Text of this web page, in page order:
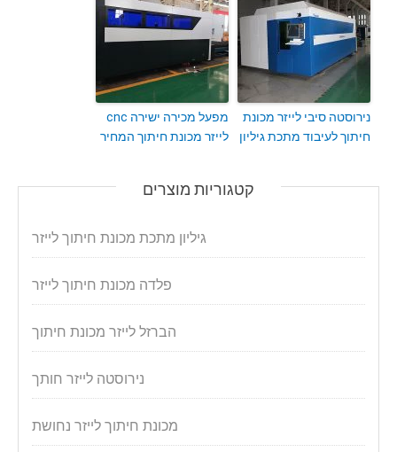
נירוסטה סיבי לייזר מכונת
חיתוך לעיבוד מתכת גיליון
מפעל מכירה ישירה cnc
לייזר מכונת חיתוך המחיר
קטגוריות מוצרים
גיליון מתכת מכונת חיתוך לייזר
פלדה מכונת חיתוך לייזר
הברזל לייזר מכונת חיתוך
נירוסטה לייזר חותך
מכונת חיתוך לייזר נחושת